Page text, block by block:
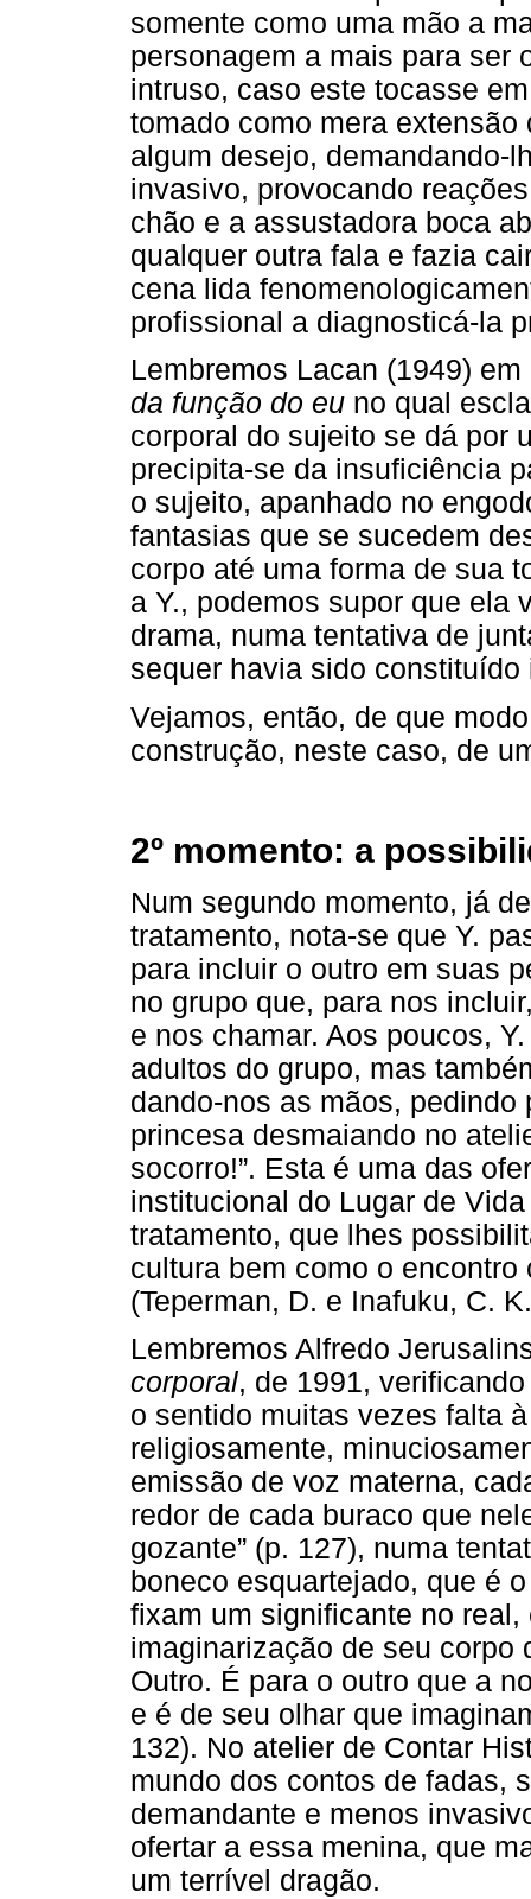
somente como uma mão a
personagem a mais para ser
intruso, caso este tocasse
tomado como mera
algum desejo, demandando-
invasivo, provocando
chão e a assustadora boca
qualquer outra fala e fazia
cena lida
profissional a diagnosticá-la
Lembremos Lacan (1949) em
da função do eu no qual
corporal do sujeito se dá por
precipita-se da insuficiência
o sujeito, apanhado no
fantasias que se sucedem
corpo até uma forma de sua
a Y., podemos supor que ela
drama, numa tentativa de
sequer havia sido constituído
Vejamos, então, de que
construção, neste caso, de
2º momento: a
Num segundo momento, já
tratamento, nota-se que Y.
para incluir o outro em suas
no grupo que, para nos
e nos chamar. Aos poucos,
adultos do grupo, mas
dando-nos as mãos, pedindo
princesa desmaiando no
socorro!”. Esta é uma das
institucional do Lugar de
tratamento, que lhes
cultura bem como o
(Teperman, D. e Inafuku, C.
Lembremos Alfredo
corporal, de 1991,
o sentido muitas vezes falta
religiosamente,
emissão de voz materna,
redor de cada buraco que
gozante” (p. 127), numa
boneco esquartejado, que é
fixam um significante no
imaginarização de seu corpo
Outro. É para o outro que a
e é de seu olhar que
132). No atelier de Contar
mundo dos contos de fadas,
demandante e menos
ofertar a essa menina, que
um terrível dragão.